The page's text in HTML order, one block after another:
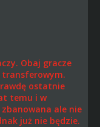
Obaj gracze
transferowym.
ostatnie
temu i w
ale nie
już nie będzie.